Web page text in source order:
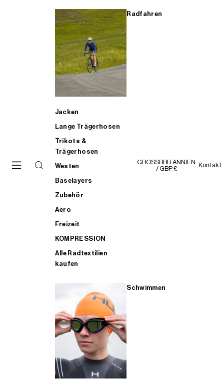
Radfahren
Jacken
Lange Trägerhosen
Trikots &
Trägerhosen
Westen
Baselayers
Zubehör
Aero
Freizeit
KOMPRESSION
Alle Radtextilien
kaufen
Schwimmen
GROSSBRITANNIEN
/ GBP £
Kontakt